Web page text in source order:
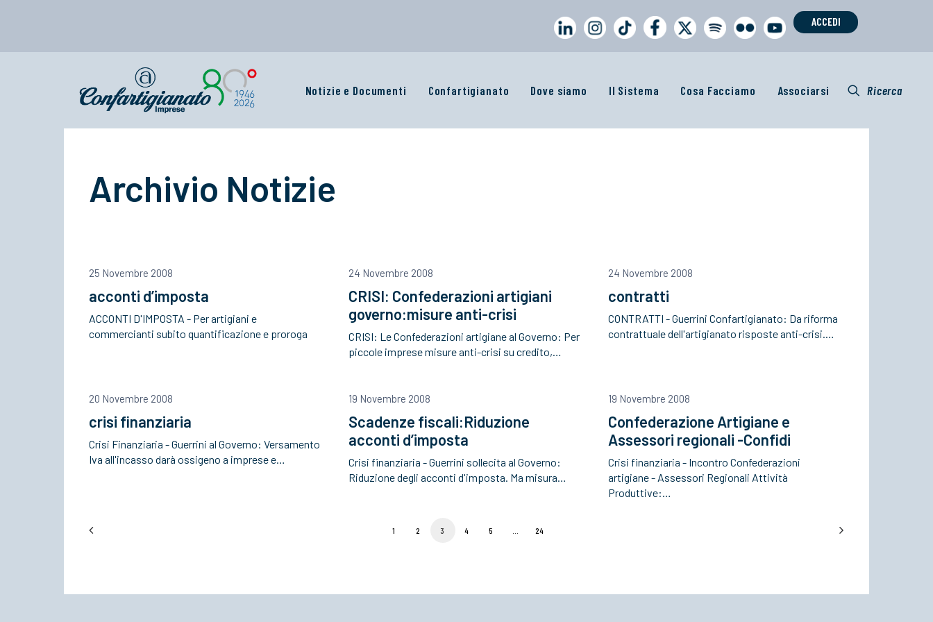
ACCEDI
Notizie e Documenti Confartigianato Dove siamo Il Sistema Cosa Facciamo Associarsi Ricerca
Archivio Notizie
25 Novembre 2008
acconti d’imposta
ACCONTI D'IMPOSTA - Per artigiani e
commercianti subito quantificazione e proroga
24 Novembre 2008
CRISI: Confederazioni artigiani
governo:misure anti-crisi
CRISI: Le Confederazioni artigiane al Governo: Per
piccole imprese misure anti-crisi su credito,…
24 Novembre 2008
contratti
CONTRATTI - Guerrini Confartigianato: Da riforma
contrattuale dell'artigianato risposte anti-crisi.…
20 Novembre 2008
crisi finanziaria
Crisi Finanziaria - Guerrini al Governo: Versamento
Iva all'incasso darà ossigeno a imprese e…
19 Novembre 2008
Scadenze fiscali:Riduzione
acconti d’imposta
Crisi finanziaria - Guerrini sollecita al Governo:
Riduzione degli acconti d'imposta. Ma misura…
19 Novembre 2008
Confederazione Artigiane e
Assessori regionali -Confidi
Crisi finanziaria - Incontro Confederazioni
artigiane - Assessori Regionali Attività
Produttive:…
1 2 3 4 5 24